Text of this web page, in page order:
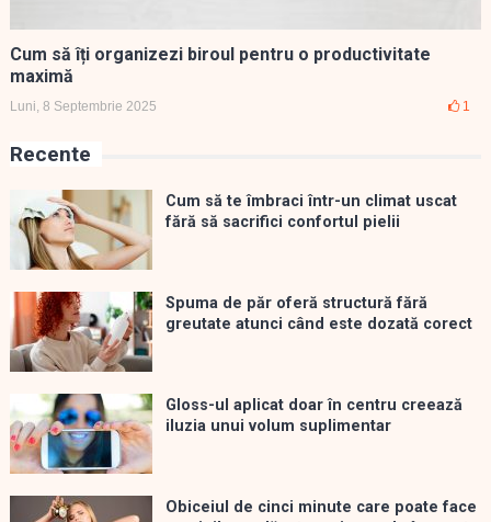
Cum să îți organizezi biroul pentru o productivitate
maximă
Luni, 8 Septembrie 2025 1
Recente
Cum să te îmbraci într-un climat uscat
fără să sacrifici confortul pielii
Spuma de păr oferă structură fără
greutate atunci când este dozată corect
Gloss-ul aplicat doar în centru creează
iluzia unui volum suplimentar
Obiceiul de cinci minute care poate face